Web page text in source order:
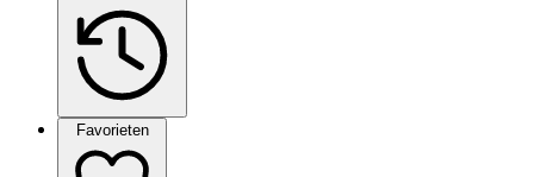
Favorieten